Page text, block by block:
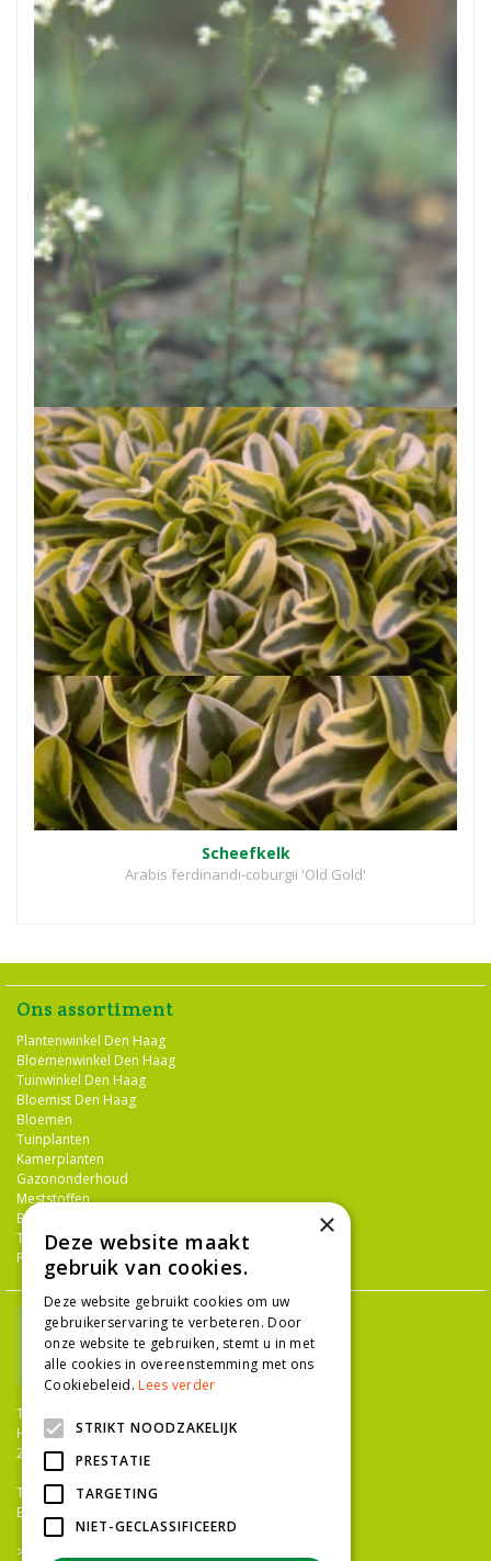
Scheefkelk
Arabis procurrens
Scheefkelk
Arabis ferdinandi-coburgii 'Old Gold'
Ons assortiment
Plantenwinkel Den Haag
Bloemenwinkel Den Haag
Tuinwinkel Den Haag
Bloemist Den Haag
Bloemen
Tuinplanten
Kamerplanten
Gazononderhoud
Meststoffen
Bestrijdingsmiddelen
Tuingereedschap
Potterie
TUINCENTRUM NIEUW-HANENBURG
Hanenburglaan 266
2565 HC Den Haag
T.
070 36 052 92
E.
>>
×
Deze website maakt
gebruik van cookies.
Deze website gebruikt cookies om uw
gebruikerservaring te verbeteren. Door
onze website te gebruiken, stemt u in met
alle cookies in overeenstemming met ons
Cookiebeleid.Lees verder
STRIKT NOODZAKELIJK
PRESTATIE
TARGETING
NIET-GECLASSIFICEERD